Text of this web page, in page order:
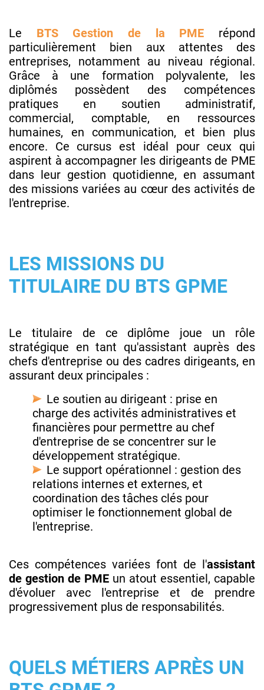
Le BTS Gestion de la PME répond
particulièrement bien aux attentes des
entreprises, notamment au niveau régional.
Grâce à une formation polyvalente, les
diplômés possèdent des compétences
pratiques en soutien administratif,
commercial, comptable, en ressources
humaines, en communication, et bien plus
encore. Ce cursus est idéal pour ceux qui
aspirent à accompagner les dirigeants de PME
dans leur gestion quotidienne, en assumant
des missions variées au cœur des activités de
l'entreprise.
LES MISSIONS DU
TITULAIRE DU BTS GPME
Le titulaire de ce diplôme joue un rôle
stratégique en tant qu'assistant auprès des
chefs d'entreprise ou des cadres dirigeants, en
assurant deux principales :
Le soutien au dirigeant : prise en
charge des activités administratives et
financières pour permettre au chef
d'entreprise de se concentrer sur le
développement stratégique.
Le support opérationnel : gestion des
relations internes et externes, et
coordination des tâches clés pour
optimiser le fonctionnement global de
l'entreprise.
Ces compétences variées font de l'assistant
de gestion de PME un atout essentiel, capable
d'évoluer avec l'entreprise et de prendre
progressivement plus de responsabilités.
QUELS MÉTIERS APRÈS UN